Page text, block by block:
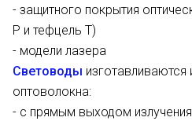
- защитного покрытия
P и тефцель T)
- модели лазера
Световоды изготавливаются
оптоволокна:
- с прямым выходом излучения